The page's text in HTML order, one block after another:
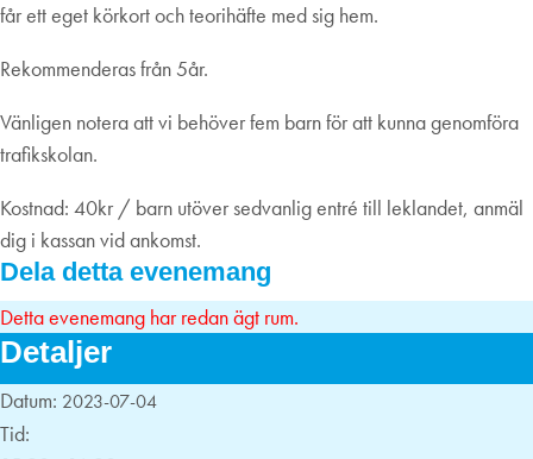
får ett eget körkort och teorihäfte med sig hem.
Rekommenderas från 5år.
Vänligen notera att vi behöver fem barn för att kunna genomföra
trafikskolan.
Kostnad: 40kr / barn utöver sedvanlig entré till leklandet, anmäl
dig i kassan vid ankomst.
Dela detta evenemang
Detta evenemang har redan ägt rum.
Detaljer
Datum: 2023-07-04
Tid: